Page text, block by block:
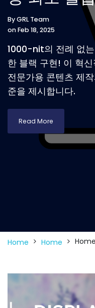
ByGRL Team
on Feb 18, 2025
1000-nit의 전례 없
한 블랙 구현! 이 혁
전문가용 콘텐츠 제
준을 제시합니다.
Read More
Home Home Home